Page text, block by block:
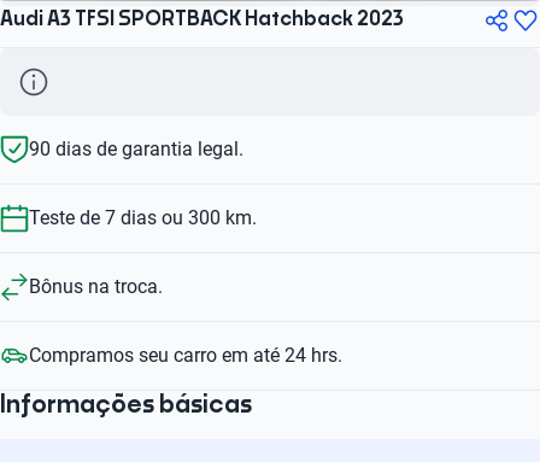
Audi A3 TFSI SPORTBACK Hatchback 2023
90 dias de garantia legal.
Teste de 7 dias ou 300 km.
Bônus na troca.
Compramos seu carro em até 24 hrs.
Informações básicas